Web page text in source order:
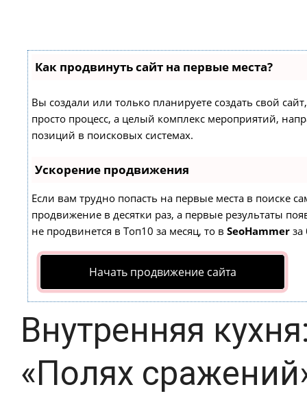
Как продвинуть сайт на первые места?
Вы создали или только планируете создать свой
просто процесс, а целый комплекс мероприятий,
позиций в поисковых системах.
Ускорение продвижения
Если вам трудно попасть на первые места в поиске
продвижение в десятки раз, а первые результаты
не продвинется в Топ10 за месяц, то в SeoHammer за
Начать продвижение сайта
Внутренняя
«Полях